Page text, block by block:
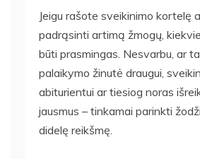
Jeigu rašote sveikinimo kortelę
padrąsinti artimą žmogų,
būti prasmingas. Nesvarbu, ar
palaikymo žinutė draugui,
abiturientui ar tiesiog noras
jausmus – tinkamai parinkti
didelę reikšmę.